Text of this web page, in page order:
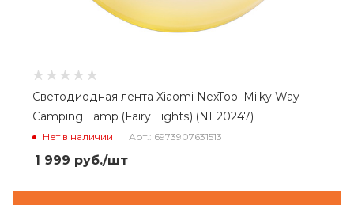
Светодиодная лента Xiaomi NexTool Milky Way
Camping Lamp (Fairy Lights) (NE20247)
Нет в наличии Арт.: 6973907631513
1 999 руб./шт